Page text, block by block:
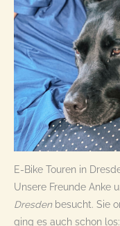
E-Bike Touren in
Unsere Freunde Anke
Dresdenbesucht. Sie
ging es auch schon